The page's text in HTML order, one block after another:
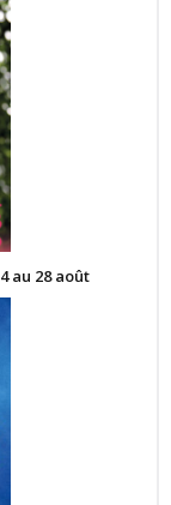
au 28 août